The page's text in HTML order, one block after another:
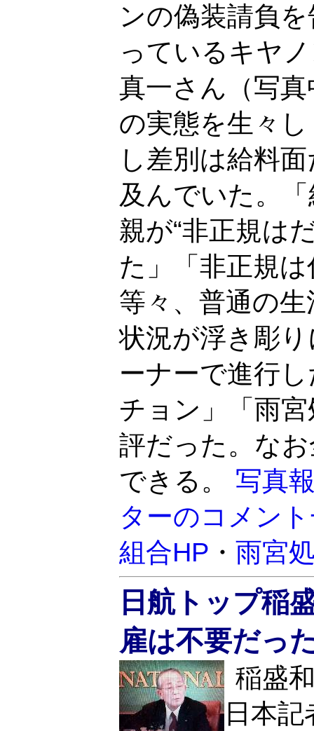
ンの偽装請負
っているキヤ
真一さん（写
の実態を生々
し差別は給料
及んでいた。
親が“非正規は
た」「非正規
等々、普通の
状況が浮き彫
ーナーで進行
チョン」「雨
評だった。な
できる。 写真
ターのコメン
組合HP ・ 雨宮
日航トップ稲
雇は不要だっ
稲盛
日本